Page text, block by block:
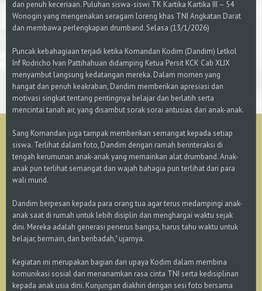
dan penuh keceriaan. Puluhan siswa-siswi TK Kartika Kartika III – 54
Wonogiri yang mengenakan seragam loreng khas TNI Angkatan Darat
dan membawa perlengkapan drumband. Selasa (13/1/2026)
Puncak kebahagiaan terjadi ketika Komandan Kodim (Dandim) Letkol
Inf Rodricho Ivan Pattihahuan didamping Ketua Persit KCK Cab XLIX
menyambut langsung kedatangan mereka. Dalam momen yang
hangat dan penuh keakraban, Dandim memberikan apresiasi dan
motivasi singkat tentang pentingnya belajar dan berlatih serta
mencintai tanah air, yang disambut sorak sorai antusias dari anak-anak.
Sang Komandan juga tampak memberikan semangat kepada setiap
siswa. Terlihat dalam foto, Dandim dengan ramah berinteraksi di
tengah kerumunan anak-anak yang memainkan alat drumband. Anak-
anak pun terlihat semangat dan wajah bahagia pun terlihat dari para
wali murid.
Dandim berpesan kepada para orang tua agar terus medampingi anak-
anak saat di rumah untuk lebih disiplin dan menghargai waktu sejak
dini. Mereka adalah generasi penerus bangsa, harus tahu waktu untuk
belajar, bermain, dan beribadah," ujarnya.
Kegiatan ini merupakan bagian dari upaya Kodim dalam membina
komunikasi sosial dan menanamkan rasa cinta TNI serta kedisiplinan
kepada anak usia dini. Kunjungan diakhiri dengan sesi foto bersama